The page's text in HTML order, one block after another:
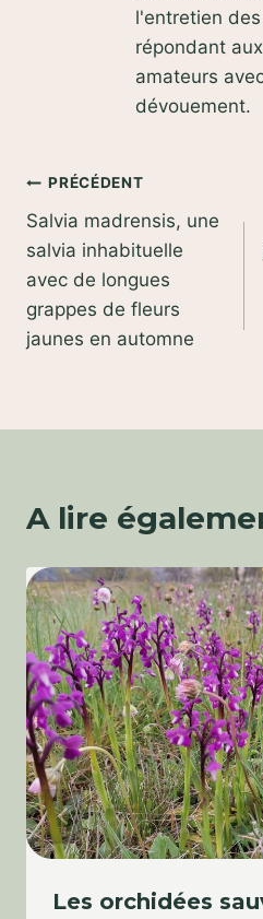
l'entretien
répondant
amateurs
dévouement.
Navigation
de
l’article
PRÉCÉDENT
Salvia madrensis, une
salvia inhabituelle
avec de longues
grappes de fleurs
jaunes en automne
A lire
Les orchidées